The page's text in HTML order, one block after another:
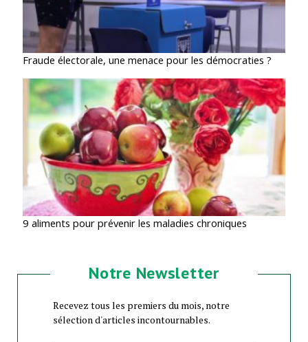
Fraude électorale, une menace pour les démocraties ?
9 aliments pour prévenir les maladies chroniques
Notre Newsletter
Recevez tous les premiers du mois, notre
sélection d'articles incontournables.